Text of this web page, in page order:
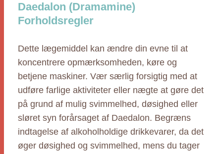
Daedalon (Dramamine)
Forholdsregler
Dette lægemiddel kan ændre din evne til at
koncentrere opmærksomheden, køre og
betjene maskiner. Vær særlig forsigtig med at
udføre farlige aktiviteter eller nægte at gøre det
på grund af mulig svimmelhed, døsighed eller
sløret syn forårsaget af Daedalon. Begræns
indtagelse af alkoholholdige drikkevarer, da det
øger døsighed og svimmelhed, mens du tager